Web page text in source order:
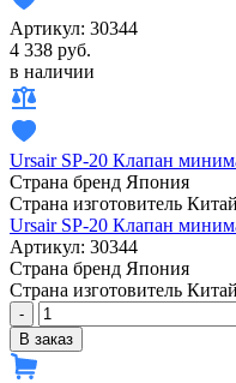
Артикул: 30344
4 338 руб.
в наличии
Ursair SP-20 Клапан
Страна бренд Япония
Страна изготовитель Китай
Ursair SP-20 Клапан
Артикул: 30344
Страна бренд Япония
Страна изготовитель Китай
-
В заказ